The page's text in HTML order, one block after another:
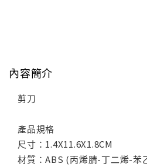
內容簡介
剪刀
產品規格
尺寸：1.4X11.6X1.8CM
材質：ABS (丙烯腈-丁二烯-苯